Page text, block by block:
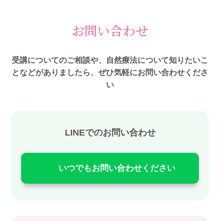
お問い合わせ
受講についてのご相談や、自然療法について知りたいこ
となどがありましたら、ぜひ気軽にお問い合わせくださ
い
LINEでのお問い合わせ
いつでもお問い合わせください